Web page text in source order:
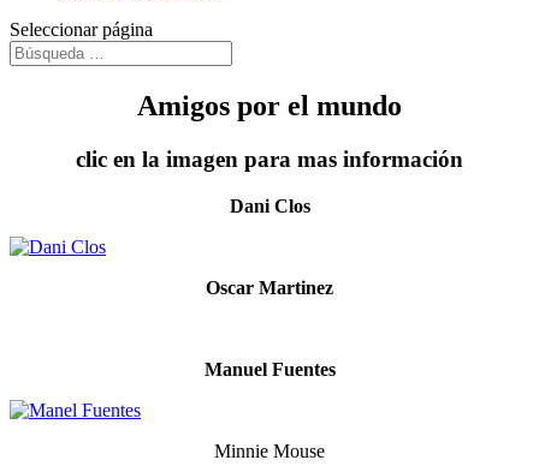
Seleccionar página
Amigos por el mundo
clic en la imagen para mas información
Dani Clos
Oscar Martinez
Manuel Fuentes
Minnie Mouse